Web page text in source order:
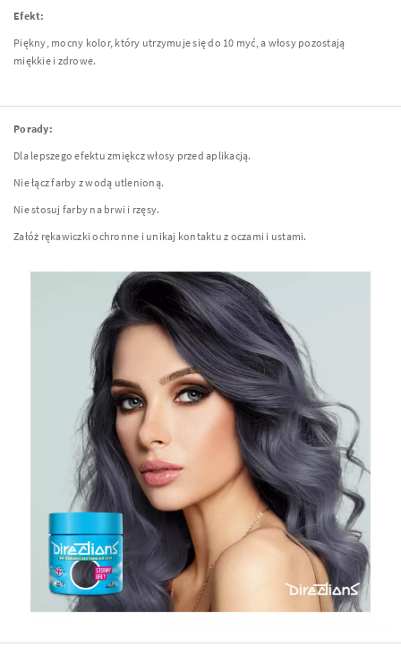
Efekt:
Piękny, mocny kolor, który utrzymuje się do 10 myć, a włosy pozostają
miękkie i zdrowe.
Porady:
Dla lepszego efektu zmiękcz włosy przed aplikacją.
Nie łącz farby z wodą utlenioną.
Nie stosuj farby na brwi i rzęsy.
Załóż rękawiczki ochronne i unikaj kontaktu z oczami i ustami.